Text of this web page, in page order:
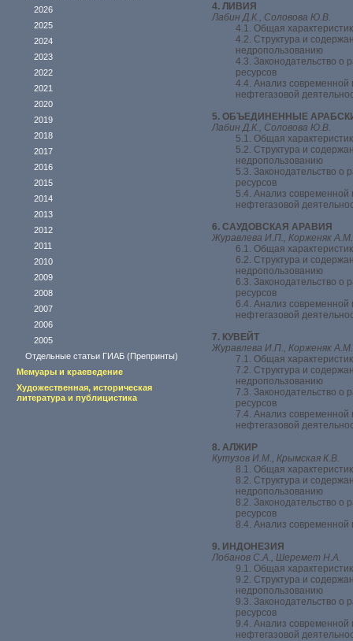
2026
2025
2024
2023
2022
2021
2020
2019
2018
2017
2016
2015
2014
2013
2012
2011
2010
2009
2008
2007
2006
2005
Отдельные статьи ГИАБ (Препринты)
Мемуары и краеведение
Художественная, историческая
литература и публицистика
4. ЛИВИЯ
Лабин Д.К., Соловова Ю.В.
4.1. Общая
4.2. Структура и
недропользованию
4.3. Законодательство о
ресурсов
4.4. Анализ современной
нефтегазовой
5. ОБЪЕДИНЕННЫЕ
Лабин Д.К., Соловова Ю.В.
5.1. Общая
5.2. Структура и
недропользованию
5.3. Законодательство о
ресурсов
5.4. Анализ современной
нефтегазовой
6. САУДОВСКАЯ АРАВИЯ
Журавлева И.П., Корженяк
6.1. Общая
6.2. Структура и
недропользованию
6.3. Законодательство о
ресурсов
6.4. Анализ современной
нефтегазовой
7. КУВЕЙТ
Журавлева И.П., Корженяк
7.1. Общая
7.2. Структура и
недропользованию
7.3. Законодательство о
ресурсов
7.4. Анализ современной
нефтегазовой
8. АЛЖИР
Кутузов И.М., Крымская К.В.
8.1. Общая
8.2. Структура и
недропользованию
8.2. Законодательство о
ресурсов
8.4. Анализ современной
9. ИНДОНЕЗИЯ
Лобанов С.А., Шеремет Н.А.
9.1. Общая
9.2. Структура и
недропользованию
9.3. Законодательство о
ресурсов
9.4. Анализ современной
нефтегазовой